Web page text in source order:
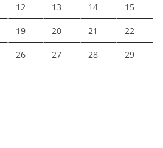
12 13 14 15
19 20 21 22
26 27 28 29